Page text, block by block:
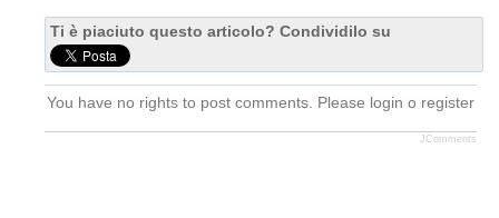
Ti è piaciuto questo articolo? Condividilo su
You have no rights to post comments. Please login o register
JComments